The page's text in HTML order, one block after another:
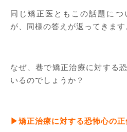
同じ矯正医ともこの話題に
が、同様の答えが返ってきます
なぜ、巷で矯正治療に対する
いるのでしょうか？
▶矯正治療に対する恐怖心の正